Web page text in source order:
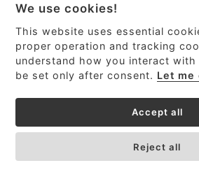
EMILIE
První nano-elektro-mechanický
We use cookies!
This website uses essential
proper operation and tracking
understand how you interact
be set only after consent. Let me
Accept all
Reject all